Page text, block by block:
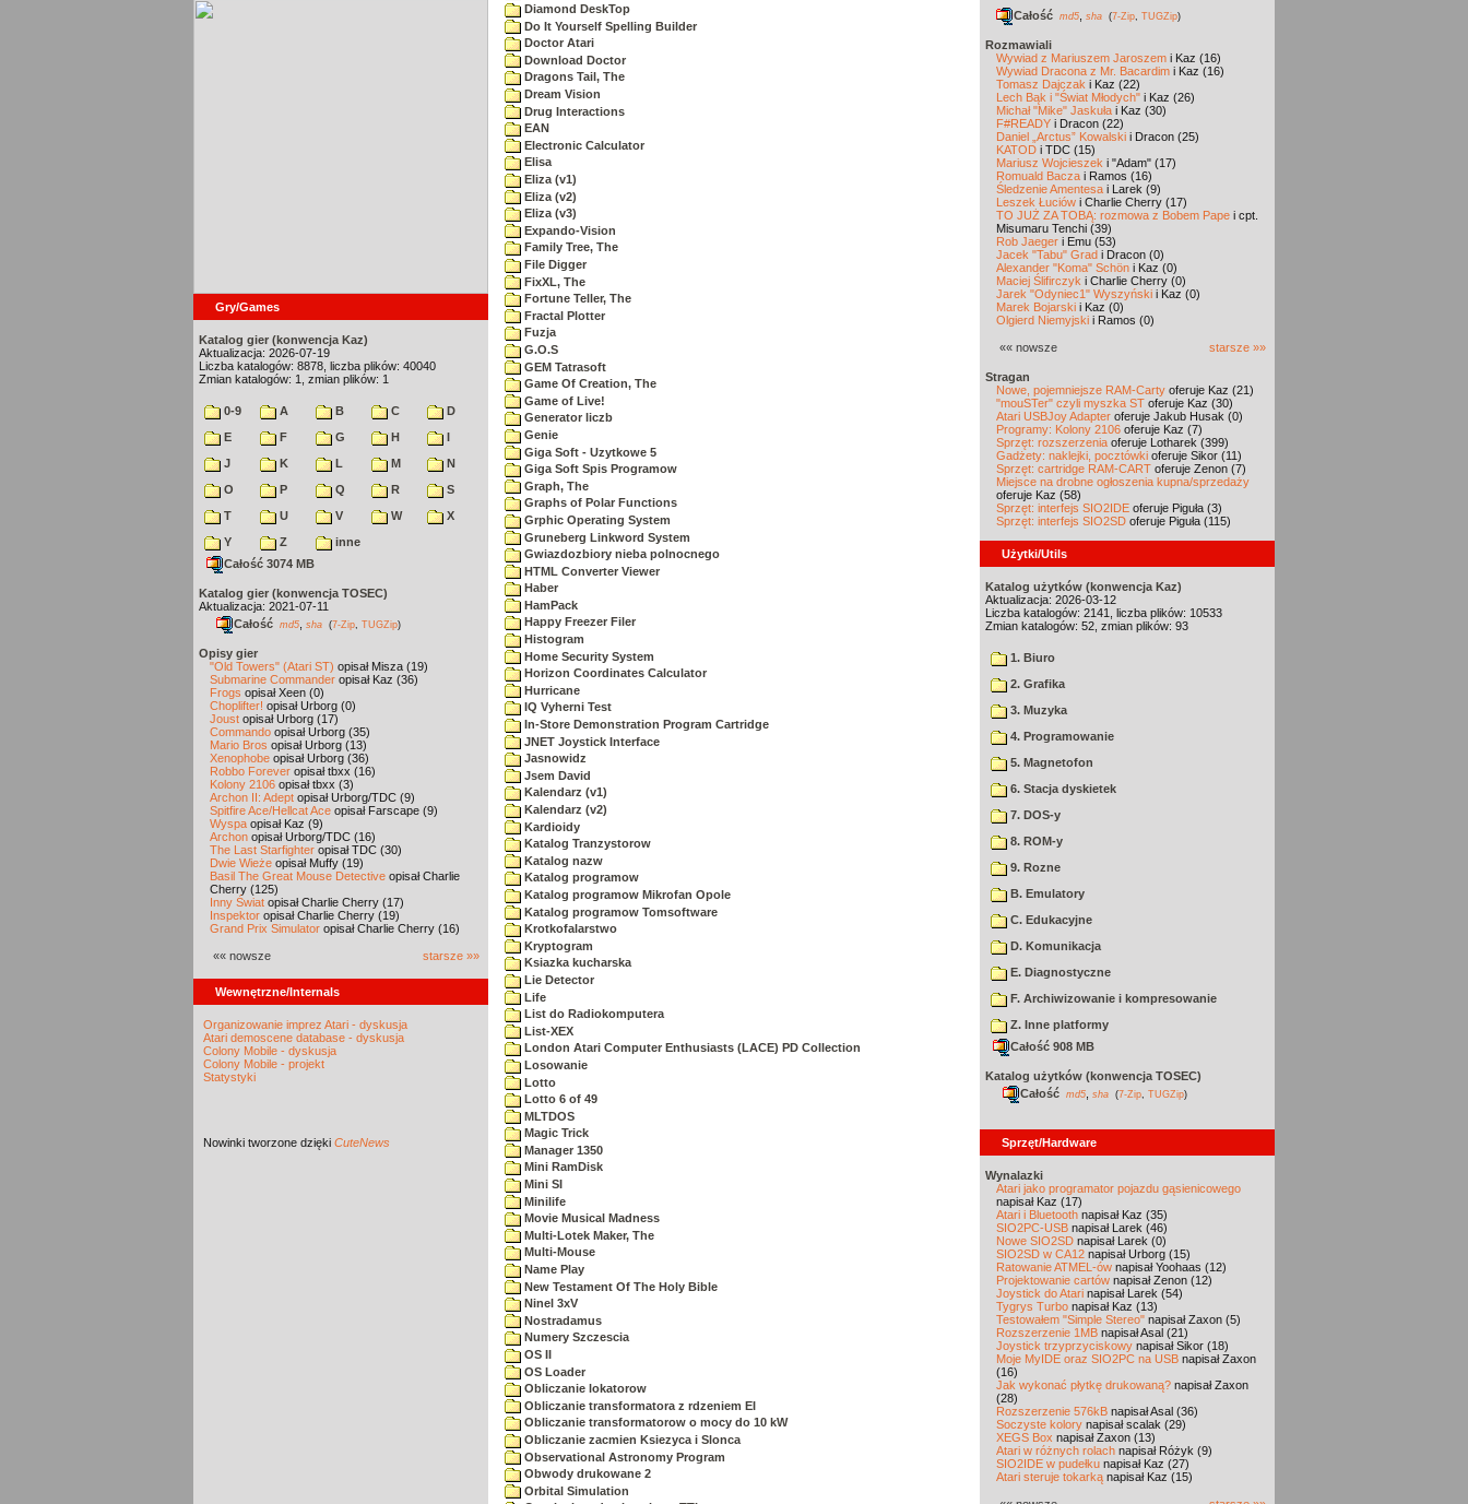
Gry/Games
Katalog gier (konwencja Kaz)
Aktualizacja: 2026-07-19
Liczba katalogów: 8878, liczba plików: 40040
Zmian katalogów: 1, zmian plików: 1
0-9 A B C
D
E
F G H
I
J
K L M
N
O
P Q R
S
T
U V W
X
Y
Z
inne
Całość 3074 MB
Katalog gier (konwencja TOSEC)
Aktualizacja: 2021-07-11
Całość md5 sha (7-Zip TUGZip)
Opisy gier
"Old Towers" (Atari ST) opisał Misza (19)
Submarine Commander opisał Kaz (36)
Frogs opisał Xeen (0)
Choplifter! opisał Urborg (0)
Joust opisał Urborg (17)
Commando opisał Urborg (35)
Mario Bros opisał Urborg (13)
Xenophobe opisał Urborg (36)
Robbo Forever opisał tbxx (16)
Kolony 2106 opisał tbxx (3)
Archon II: Adept opisał Urborg/TDC (9)
Spitfire Ace/Hellcat Ace opisał Farscape (9)
Wyspa opisał Kaz (9)
Archon opisał Urborg/TDC (16)
The Last Starfighter opisał TDC (30)
Dwie Wieże opisał Muffy (19)
Basil The Great Mouse Detective opisał Charlie
Cherry (125)
Inny Świat opisał Charlie Cherry (17)
Inspektor opisał Charlie Cherry (19)
Grand Prix Simulator opisał Charlie Cherry (16)
«« nowsze starsze »»
Wewnętrzne/Internals
Organizowanie imprez Atari - dyskusja
Atari demoscene database - dyskusja
Colony Mobile - dyskusja
Colony Mobile - projekt
Statystyki
Nowinki tworzone dzięki CuteNews
Diamond DeskTop
Do It Yourself Spelling Builder
Doctor Atari
Download Doctor
Dragons Tail, The
Dream Vision
Drug Interactions
EAN
Electronic Calculator
Elisa
Eliza (v1)
Eliza (v2)
Eliza (v3)
Expando-Vision
Family Tree, The
File Digger
FixXL, The
Fortune Teller, The
Fractal Plotter
Fuzja
G.O.S
GEM Tatrasoft
Game Of Creation, The
Game of Live!
Generator liczb
Genie
Giga Soft - Uzytkowe 5
Giga Soft Spis Programow
Graph, The
Graphs of Polar Functions
Grphic Operating System
Gruneberg Linkword System
Gwiazdozbiory nieba polnocnego
HTML Converter Viewer
Haber
HamPack
Happy Freezer Filer
Histogram
Home Security System
Horizon Coordinates Calculator
Hurricane
IQ Vyherni Test
In-Store Demonstration Program Cartridge
JNET Joystick Interface
Jasnowidz
Jsem David
Kalendarz (v1)
Kalendarz (v2)
Kardioidy
Katalog Tranzystorow
Katalog nazw
Katalog programow
Katalog programow Mikrofan Opole
Katalog programow Tomsoftware
Krotkofalarstwo
Kryptogram
Ksiazka kucharska
Lie Detector
Life
List do Radiokomputera
List-XEX
London Atari Computer Enthusiasts (LACE) PD Collection
Losowanie
Lotto
Lotto 6 of 49
MLTDOS
Magic Trick
Manager 1350
Mini RamDisk
Mini SI
Minilife
Movie Musical Madness
Multi-Lotek Maker, The
Multi-Mouse
Name Play
New Testament Of The Holy Bible
Ninel 3xV
Nostradamus
Numery Szczescia
OS II
OS Loader
Obliczanie lokatorow
Obliczanie transformatora z rdzeniem EI
Obliczanie transformatorow o mocy do 10 kW
Obliczanie zacmien Ksiezyca i Slonca
Observational Astronomy Program
Obwody drukowane 2
Orbital Simulation
Całość md5 sha (7-Zip TUGZip)
Rozmawiali
Wywiad z Mariuszem Jaroszem i Kaz (16)
Wywiad Dracona z Mr. Bacardim i Kaz (16)
Tomasz Dajczak i Kaz (22)
Lech Bąk i "Świat Młodych" i Kaz (26)
Michał "Mike" Jaskuła i Kaz (30)
F#READY i Dracon (22)
Daniel „Arctus” Kowalski i Dracon (25)
KATOD i TDC (15)
Mariusz Wojcieszek i "Adam" (17)
Romuald Bacza i Ramos (16)
Śledzenie Amentesa i Larek (9)
Leszek Łuciów i Charlie Cherry (17)
TO JUŻ ZA TOBĄ: rozmowa z Bobem Pape i cpt.
Misumaru Tenchi (39)
Rob Jaeger i Emu (53)
Jacek "Tabu" Grad i Dracon (0)
Alexander "Koma" Schön i Kaz (0)
Maciej Ślifirczyk i Charlie Cherry (0)
Jarek "Odyniec1" Wyszyński i Kaz (0)
Marek Bojarski i Kaz (0)
Olgierd Niemyjski i Ramos (0)
«« nowsze starsze »»
Stragan
Nowe, pojemniejsze RAM-Carty oferuje Kaz (21)
"mouSTer" czyli myszka ST oferuje Kaz (30)
Atari USBJoy Adapter oferuje Jakub Husak (0)
Programy: Kolony 2106 oferuje Kaz (7)
Sprzęt: rozszerzenia oferuje Lotharek (399)
Gadżety: naklejki, pocztówki oferuje Sikor (11)
Sprzęt: cartridge RAM-CART oferuje Zenon (7)
Miejsce na drobne ogłoszenia kupna/sprzedaży
oferuje Kaz (58)
Sprzęt: interfejs SIO2IDE oferuje Piguła (3)
Sprzęt: interfejs SIO2SD oferuje Piguła (115)
Użytki/Utils
Katalog użytków (konwencja Kaz)
Aktualizacja: 2026-03-12
Liczba katalogów: 2141, liczba plików: 10533
Zmian katalogów: 52, zmian plików: 93
1. Biuro
2. Grafika
3. Muzyka
4. Programowanie
5. Magnetofon
6. Stacja dyskietek
7. DOS-y
8. ROM-y
9. Rozne
B. Emulatory
C. Edukacyjne
D. Komunikacja
E. Diagnostyczne
F. Archiwizowanie i kompresowanie
Z. Inne platformy
Całość 908 MB
Katalog użytków (konwencja TOSEC)
Całość md5 sha (7-Zip TUGZip)
Sprzęt/Hardware
Wynalazki
Atari jako programator pojazdu gąsienicowego
napisał Kaz (17)
Atari i Bluetooth napisał Kaz (35)
SIO2PC-USB napisał Larek (46)
Nowe SIO2SD napisał Larek (0)
SIO2SD w CA12 napisał Urborg (15)
Ratowanie ATMEL-ów napisał Yoohaas (12)
Projektowanie cartów napisał Zenon (12)
Joystick do Atari napisał Larek (54)
Tygrys Turbo napisał Kaz (13)
Testowałem "Simple Stereo" napisał Zaxon (5)
Rozszerzenie 1MB napisał Asal (21)
Joystick trzyprzyciskowy napisał Sikor (18)
Moje MyIDE oraz SIO2PC na USB napisał Zaxon
(16)
Jak wykonać płytkę drukowaną? napisał Zaxon
(28)
Rozszerzenie 576kB napisał Asal (36)
Soczyste kolory napisał scalak (29)
XEGS Box napisał Zaxon (13)
Atari w różnych rolach napisał Różyk (9)
SIO2IDE w pudełku napisał Kaz (27)
Atari steruje tokarką napisał Kaz (15)